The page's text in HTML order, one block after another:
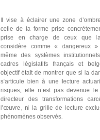
Il vise à éclairer une zone
celle de la forme prise
prise en charge de ceux que
considère comme « dangereux »
même des systèmes
cadres législatifs français et
objectif était de montrer que si la
s’articule bien à une lecture
risques, elle n’est pas devenue le
directeur des transformations
l’œuvre, ni la grille de lecture
phénomènes observés.